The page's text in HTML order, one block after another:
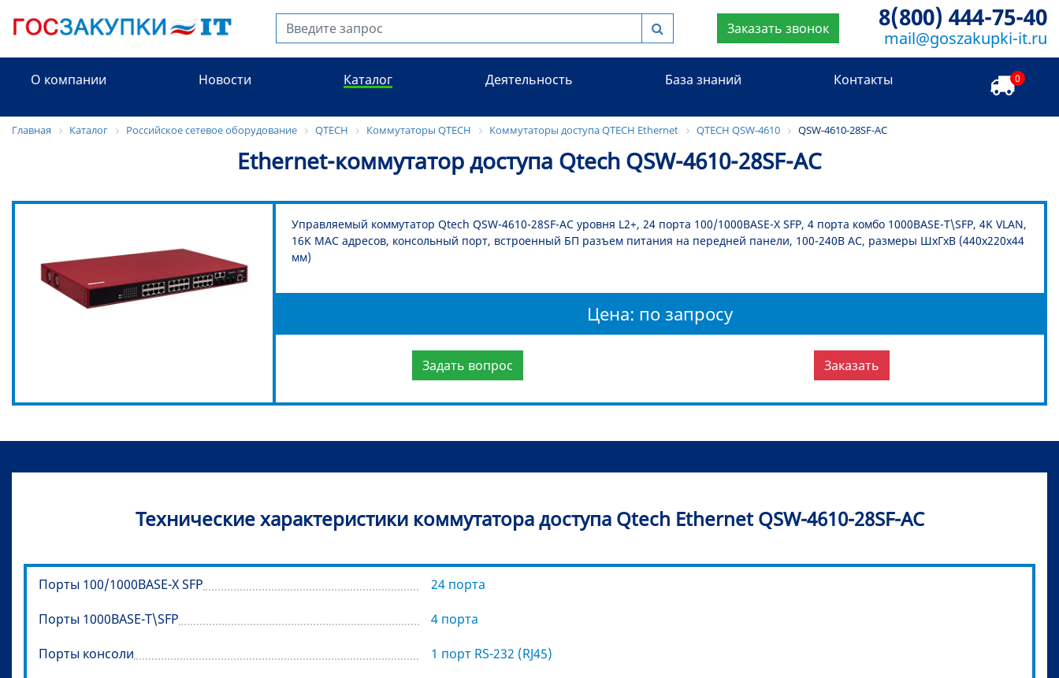
Заказать звонок 8(800) 444-75-40
mail@goszakupki-it.ru
0
О компании Новости Каталог Деятельность База знаний Контакты
Главная Каталог Российское сетевое оборудование QTECH Коммутаторы QTECH Коммутаторы доступа QTECH Ethernet QTECH QSW-4610 QSW-4610-28SF-AC
Ethernet-коммутатор доступа Qtech QSW-4610-28SF-AC
Управляемый коммутатор Qtech QSW-4610-28SF-AC уровня L2+, 24 порта 100/1000BASE-X SFP, 4 порта комбо 1000BASE-T\SFP, 4K VLAN,
16K MAC адресов, консольный порт, встроенный БП разъем питания на передней панели, 100-240В AC, размеры ШхГхВ (440x220x44
мм)
Цена: по запросу
Задать вопрос Заказать
Технические характеристики коммутатора доступа Qtech Ethernet QSW-4610-28SF-AC
Порты 100/1000BASE-X SFP
24 порта
Порты 1000BASE-T\SFP
4 порта
Порты консоли
1 порт RS-232 (RJ45)